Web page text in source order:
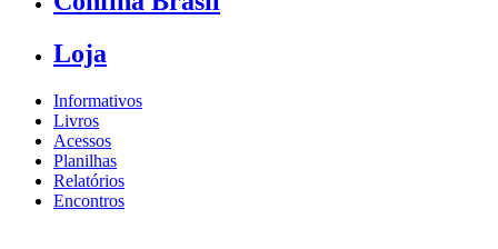
Loja
Informativos
Livros
Acessos
Planilhas
Relatórios
Encontros